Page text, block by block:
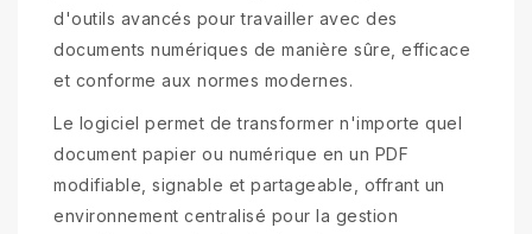
d'outils avancés pour travailler avec des
documents numériques de manière sûre, efficace
et conforme aux normes modernes.
Le logiciel permet de transformer n'importe quel
document papier ou numérique en un PDF
modifiable, signable et partageable, offrant un
environnement centralisé pour la gestion